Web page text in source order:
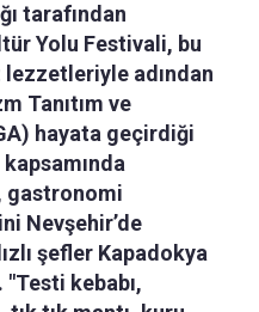
tarafından
Yolu Festivali, bu
lezzetleriyle adından
Tanıtım ve
hayata geçirdiği
gastronomi
Nevşehir’de
şefler Kapadokya
"Testi kebabı,